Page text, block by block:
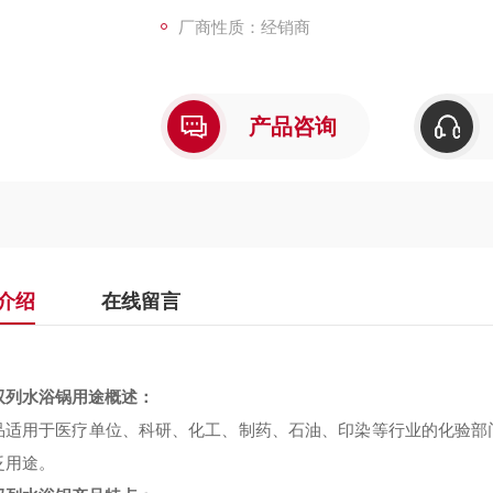
厂商性质：经销商
产品咨询
绍 在线留言
水浴锅用途概述：
适用于医疗单位、科研、化工、制药、石油、印染等行业的化验
途。